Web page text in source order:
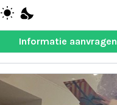
wb_sunny nights_stay
Informatie aanvragen